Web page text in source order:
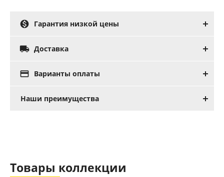
 Гарантия низкой цены
 Доставка
 Варианты оплаты
Наши преимущества
Товары коллекции